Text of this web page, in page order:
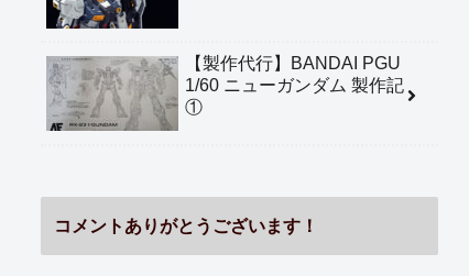
【製作代行】BANDAI PGU
1/60 ニューガンダム 製作記
①
コメントありがとうございます！